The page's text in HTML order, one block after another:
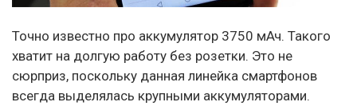
Точно известно про аккумулятор 3750 мАч. Такого
хватит на долгую работу без розетки. Это не
сюрприз, поскольку данная линейка смартфонов
всегда выделялась крупными аккумуляторами.